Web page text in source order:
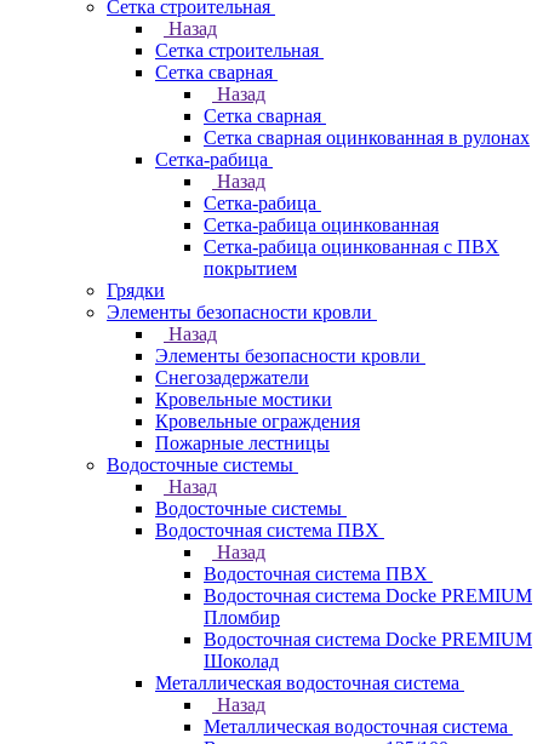
Сетка строительная
Назад
Сетка строительная
Сетка сварная
Назад
Сетка сварная
Сетка сварная оцинкованная в рулонах
Сетка-рабица
Назад
Сетка-рабица
Сетка-рабица оцинкованная
Сетка-рабица оцинкованная с ПВХ
покрытием
Грядки
Элементы безопасности кровли
Назад
Элементы безопасности кровли
Снегозадержатели
Кровельные мостики
Кровельные ограждения
Пожарные лестницы
Водосточные системы
Назад
Водосточные системы
Водосточная система ПВХ
Назад
Водосточная система ПВХ
Водосточная система Docke PREMIUM
Пломбир
Водосточная система Docke PREMIUM
Шоколад
Металлическая водосточная система
Назад
Металлическая водосточная система